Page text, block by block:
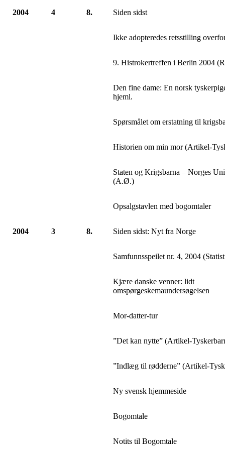
2004 4 8. Siden sidst
Ikke adopteredes retsstilling
9. Histrokertreffen i Berlin 2004
Den fine dame: En norsk
hjeml.
Spørsmålet om erstatning til
Historien om min mor (Artikel-
Staten og Krigsbarna – Norges
(A.Ø.)
Opsalgstavlen med bogomtaler
2004 3 8. Siden sidst: Nyt fra Norge
Samfunnsspeilet nr. 4, 2004
Kjære danske venner: lidt
omspørgeskemaundersøgelsen
Mor-datter-tur
”Det kan nytte” (Artikel-
”Indlæg til rødderne” (Artikel-
Ny svensk hjemmeside
Bogomtale
Notits til Bogomtale